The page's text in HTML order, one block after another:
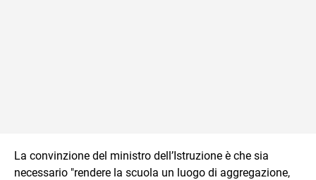
La convinzione del ministro dell’Istruzione è che sia
necessario "rendere la scuola un luogo di aggregazione,